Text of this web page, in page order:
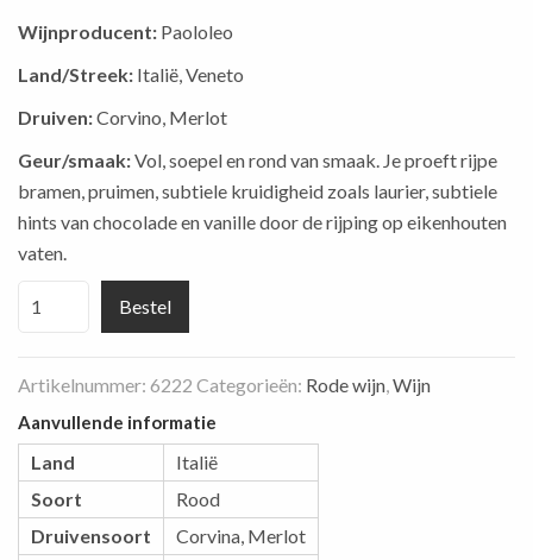
Wijnproducent: Paololeo
Land/Streek: Italië, Veneto
Druiven:Corvino, Merlot
Geur/smaak:Vol, soepel en rond van smaak. Je proeft rijpe
bramen, pruimen, subtiele kruidigheid zoals laurier, subtiele
hints van chocolade en vanille door de rijping op eikenhouten
vaten.
del
Veneto
aantal
Bestel
Artikelnummer: 6222 Categorieën: Rode wijn,Wijn
Aanvullende informatie
Land
Italië
Soort
Rood
Druivensoort
Corvina, Merlot